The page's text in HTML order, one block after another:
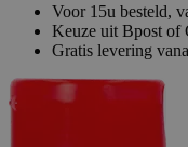
Voor 15u besteld,
Keuze uit Bpost of
Gratis levering